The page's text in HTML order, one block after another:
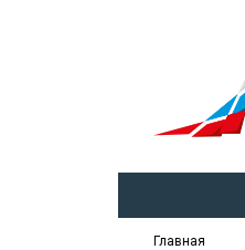
Главная